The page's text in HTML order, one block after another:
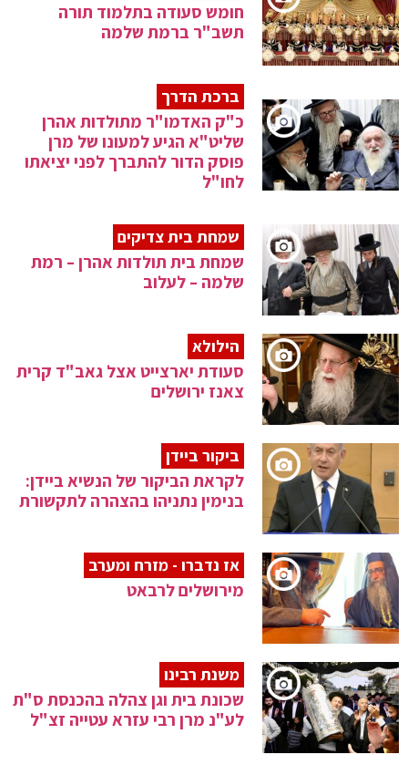
חומש סעודה בתלמוד תורה
תשב"ר ברמת שלמה
ברכת הדרך
כ"ק האדמו"ר מתולדות אהרן
שליט"א הגיע למעונו של מרן
פוסק הדור להתברך לפני יציאתו
לחו"ל
שמחת בית צדיקים
שמחת בית תולדות אהרן – רמת
שלמה – לעלוב
הילולא
סעודת יארצייט אצל גאב"ד קרית
צאנז ירושלים
ביקור ביידן
לקראת הביקור של הנשיא ביידן:
בנימין נתניהו בהצהרה לתקשורת
אז נדברו - מזרח ומערב
מירושלים לרבאט
משנת רבינו
שכונת בית וגן צהלה בהכנסת ס"ת
לע"נ מרן רבי עזרא עטייה זצ"ל